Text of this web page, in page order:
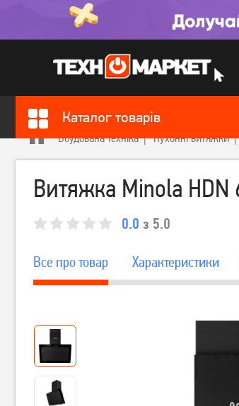
Каталог товарів
Вбудована техніка Кухонні витяжки
Витяжка Minola HDN
0.0 з 5.0
Все про товар Характеристики